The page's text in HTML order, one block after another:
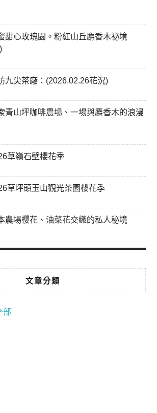
甜心玫瑰園。粉紅山丘麝香木祕境
九尖茶廠：(2026.02.26花況)
青山坪咖啡農場、一場與麝香木的浪漫
草嶺石壁櫻花季
草坪頭玉山觀光茶園櫻花季
農場櫻花、油菜花交織的私人秘境
文章分類
部